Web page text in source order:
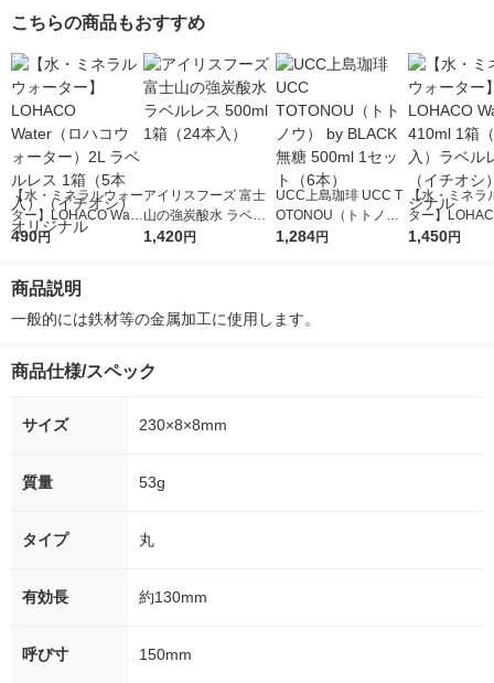
こちらの商品もおすすめ
【水・ミネラルウォー
ター】LOHACO Wate
r（ロハコウォータ
シ） オリジナル
490円
アイリスフーズ 富士
山の強炭酸水 ラベル
レス 500ml 1箱（24
1,420円
UCC上島珈琲 UCC T
OTONOU（トトノ
ウ） by BLACK無糖 5
1,284円
【水・ミネラ
ター】
r 410ml 1箱（
1,450円
商品説明
一般的には鉄材等の金属加工に使用します。
商品仕様/スペック
サイズ 230×8×8mm
質量 53g
タイプ 丸
有効長 約130mm
呼び寸 150mm